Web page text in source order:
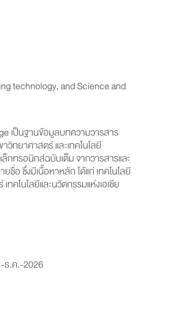
technology, and Science and
เป็นฐานข้อมูลบทความวารสาร
วิทยาศาสตร์ และเทคโนโลยี
กทรอนิกส์ฉบับเต็ม จากวารสารและ
ชื่อ ซึ่งมีเนื้อหาหลัก ได้แก่ เทคโนโลยี
ทคโนโลยีและนวัตกรรมแห่งเอเชีย
ธ.ค.-2026